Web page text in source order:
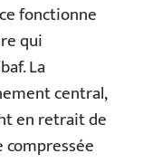
fonctionne
qui
La
central,
en retrait de